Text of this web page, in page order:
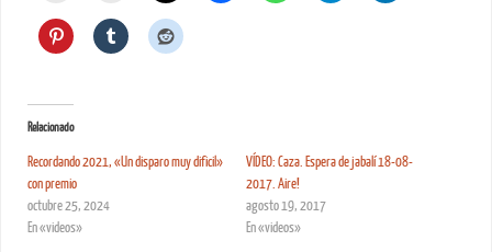
Relacionado
Recordando 2021, «Un disparo muy dificil»
con premio
octubre 25, 2024
En «videos»
VÍDEO: Caza. Espera de jabalí 18-08-
2017. Aire!
agosto 19, 2017
En «videos»